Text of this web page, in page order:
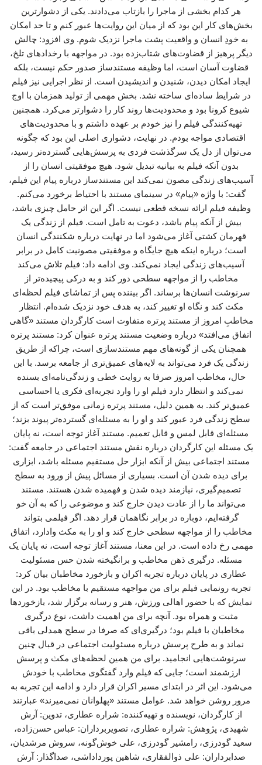
هر کدام بخشی از ماجرا را بازتاب می‌دادند. یکی از دشوارترین
بخش‌های کار این بود که از میان این روایت‌ها عبور کنم و تا حد امکان
به خودِ انسان و واقعیت پشت ماجرا نزدیک شوم. وی افزود: چالش
دیگر پرهیز از قضاوت‌های شتاب‌زده بود. در مواجهه با رخدادهای تلخ،
قضاوت آسان است، اما وظیفه مستندساز صدور حکم نیست، بلکه
ایجاد امکان دیدن، شنیدن و اندیشیدن است. از نظر اجرایی نیز فیلم
در شرایط ساده‌ای ساخته نشد. بخش مهمی از تولید همزمان با اوج
شیوع کرونا بود و محدودیت‌ها روند کار را دشوارتر می‌کرد. همچنین
تهیه‌کنندگی فیلم را نیز خودم بر عهده داشتم و با محدودیت‌های
اقتصادی مواجه بودم. در نهایت، دشواری اصلی این بود که چگونه
می‌توان از دل یک سرگذشت فردی به پرسش‌هایی گسترده‌تر رسید،
بدون آنکه فیلم به بیانیه تبدیل شود. هیچ موفقیتی انسان را از
آسیب‌های زندگی مصون نمی‌کند این مستندساز درباره پیام این فیلم،
گفت: با واژه «پیام» در سینمای مستند با احتیاط برخورد می‌کنم.
وظیفه فیلم ارائه نسخه قطعی نیست. اگر این اثر حامل چیزی باشد،
بیش از آنکه پیام باشد، دعوت به تامل است. فیلم از زندگی یک
قهرمان کشتی آغاز می‌شود اما در نهایت درباره شکنندگی انسان
است؛ درباره اینکه هیچ جایگاه و موفقیتی مصونیت کامل در برابر
آسیب‌های زندگی ایجاد نمی‌کند. وی ادامه داد: فیلم تلاش می‌کند
مخاطب را از مواجهه سطحی دور کند و به درکی پیچیده‌تر از
سرنوشت انسان‌ها برساند. اگر بیننده پس از تماشای فیلم لحظه‌ای
مکث کند و نگاه او تغییر کند، به هدف خود نزدیک شده‌ام. انتظار
مخاطبِ امروز از مستند پرتره متفاوت است کارگردان مستند «گاهی
اتفاق می‌افتد» درباره وضعیت مستند پرتره عنوان کرد: مستند پرتره
همچنان یکی از گونه‌های مهم مستندسازی است، چراکه از طریق
زندگی یک فرد می‌تواند به لایه‌های عمیق‌تری از جامعه برسد. با این
حال، مخاطب امروز صرفا به روایت خطی و زندگی‌نامه‌ای بسنده
نمی‌کند و انتظار دارد فیلم او را وارد تجربه‌ای فکری یا احساسی
عمیق‌تر کند. به همین دلیل، مستند پرتره زمانی موفق‌تر است که از
سطح زندگی فرد عبور کند و او را به مسئله‌ای گسترده‌تر پیوند بزند؛
مسئله‌ای قابل لمس و قابل تعمیم. مستند آغاز توجه است، نه پایان
یک مسئله این کارگردان درباره نقش مستند اجتماعی در جامعه گفت:
مستند اجتماعی بیش از آنکه ابزار حل مستقیم مسئله باشد، ابزاری
برای دیده شدن آن است. بسیاری از مسائل پیش از ورود به سطح
تصمیم‌گیری، نیازمند دیده شدن و فهمیده شدن هستند. مستند
می‌تواند ما را از عادت دیدن خارج کند و موضوعی را که به آن خو
گرفته‌ایم، دوباره در برابر نگاهمان قرار دهد. اگر فیلمی بتواند
مخاطب را از مواجهه سطحی خارج کند و او را به مکث وادارد، اتفاق
مهمی رخ داده است. در این معنا، مستند آغاز توجه است، نه پایان یک
مسئله. درگیری ذهن مخاطب و برانگیخته شدن حس مسئولیت
عطاری در پایان درباره تجربه اکران و بازخورد مخاطبان بیان کرد:
تجربه رونمایی فیلم برای من مواجهه مستقیم با مخاطب بود. در این
نمایش که با حضور اهالی ورزش، هنر و رسانه برگزار شد، بازخوردها
مثبت و همراه بود. آنچه برای من اهمیت داشت، نوع درگیری
مخاطبان با فیلم بود؛ درگیری‌ای که صرفا در سطح همدلی باقی
نماند و به طرح پرسش درباره مسئولیت اجتماعی در قبال چنین
سرنوشت‌هایی انجامید. برای من همین لحظه‌های مکث و پرسش
ارزشمند است؛ جایی که فیلم وارد گفتگوی مخاطب با خودش
می‌شود. این اثر در ابتدای مسیر اکران قرار دارد و ادامه این تجربه به
مرور روشن خواهد شد. عوامل مستند «پهلوانان نمی‌میرند» عبارتند
از کارگردان، نویسنده و تهیه‌کننده: شراره عطاری، تدوین: آرش
شهیدی، پژوهش: شراره عطاری، تصویربرداران: عباس حسن‌زاده،
سعید گودرزی، رامشیر گودرزی، علی خوش‌گونه، سروش مرشدیان،
صدابرداران: علی ذوالفقاری، شاهین پورداداشی، صداگذار: آرش